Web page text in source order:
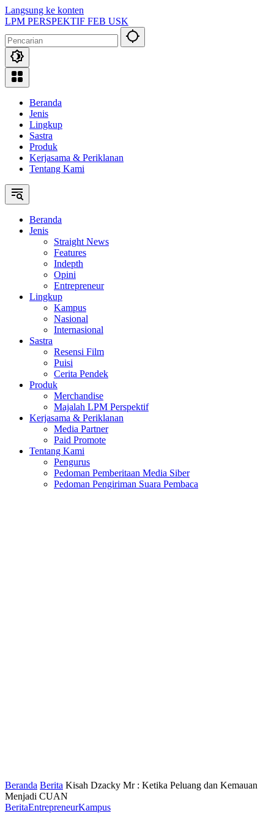
Langsung ke konten
LPM PERSPEKTIF FEB USK
Beranda
Jenis
Lingkup
Sastra
Produk
Kerjasama & Periklanan
Tentang Kami
Beranda
Jenis
Straight News
Features
Indepth
Opini
Entrepreneur
Lingkup
Kampus
Nasional
Internasional
Sastra
Resensi Film
Puisi
Cerita Pendek
Produk
Merchandise
Majalah LPM Perspektif
Kerjasama & Periklanan
Media Partner
Paid Promote
Tentang Kami
Pengurus
Pedoman Pemberitaan Media Siber
Pedoman Pengiriman Suara Pembaca
Beranda Berita Kisah Dzacky Mr : Ketika Peluang dan Kemauan
Menjadi CUAN
BeritaEntrepreneurKampus